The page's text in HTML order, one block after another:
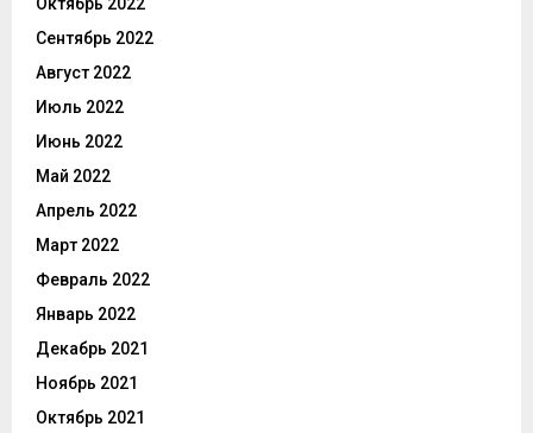
Сентябрь 2022
Август 2022
Июль 2022
Июнь 2022
Май 2022
Апрель 2022
Март 2022
Февраль 2022
Январь 2022
Декабрь 2021
Ноябрь 2021
Октябрь 2021